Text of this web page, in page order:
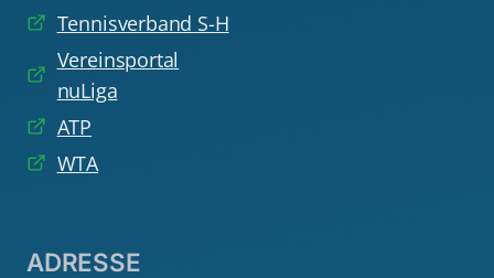
Tennisverband S-H
Vereinsportal
nuLiga
ATP
WTA
ADRESSE